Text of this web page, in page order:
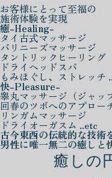
お客様にとって至福の
施術体験を実現
癒-Healing-
タイ古式マッサージ
バリニーズマッサージ
タントリックヒーリング
ドライヘッドスパ
もみほぐし、ストレッチ
快-Pleasure-
睾丸マッサージ（ジャッ
回春のツボへのアプロー
リンガムマッサージ
ドライオーガスム ..etc
古今東西の伝統的な技術
男性に唯一無二の癒しと
癒しの